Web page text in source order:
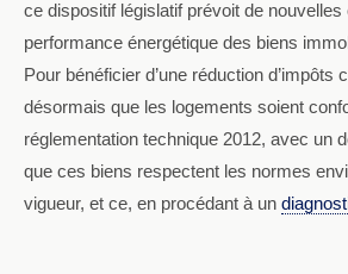
ce dispositif législatif prévoit de
performance énergétique des biens
Pour bénéficier d’une réduction d’impôts
désormais que les logements soient
réglementation technique 2012, avec un
que ces biens respectent les normes
vigueur, et ce, en procédant à un